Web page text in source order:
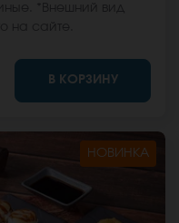
В КОРЗИНУ
НОВИНКА